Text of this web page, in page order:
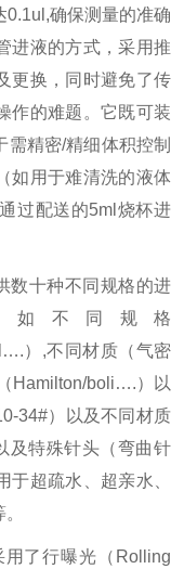
确保测量的准确
进液的方式，采用推
更换，同时避免了传
作的难题。它既可装
精密/精细体积控制
如用于难清洗的液体
过配送的5ml烧杯进
数十种不同规格的进
不同规格
）,不同材质（气密
Hamilton/boli….）以
34#）以及不同材质
及特殊针头（弯曲针
于超疏水、超亲水、
了行曝光（Rolling